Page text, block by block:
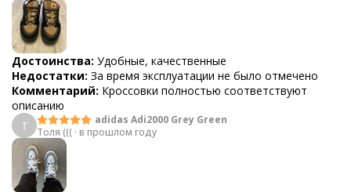
Достоинства: Удобные, качественные
Недостатки: За время эксплуатации не было отмечено
Комментарий: Кроссовки полностью соответствуют
описанию
Т
adidas Adi2000 Grey Green
Толя ((( · в прошлом году